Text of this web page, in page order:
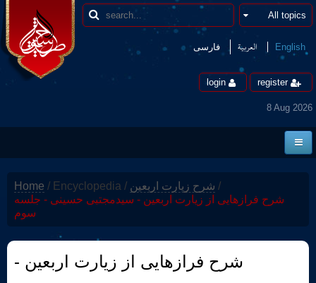
فارسی العربیة English
login register
8 Aug 2026
News
Home / Encyclopedia / شرح زیارت اربعین /
شرح فرازهایی از زیارت اربعین - سیدمجتبی حسینی - جلسه
سوم
شرح فرازهایی از زیارت اربعین -